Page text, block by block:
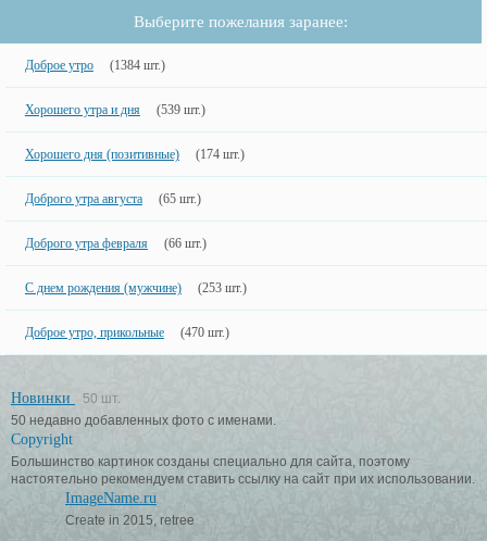
Выберите пожелания заранее:
Доброе утро (1384 шт.)
Хорошего утра и дня (539 шт.)
Хорошего дня (позитивные) (174 шт.)
Доброго утра августа (65 шт.)
Доброго утра февраля (66 шт.)
С днем рождения (мужчине) (253 шт.)
Доброе утро, прикольные (470 шт.)
Новинки
50 шт.
50 недавно добавленных фото с именами.
Copyright
Большинство картинок созданы специально для сайта, поэтому
настоятельно рекомендуем ставить ссылку на сайт при их использовании.
ImageName.ru
Create in 2015, retree